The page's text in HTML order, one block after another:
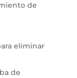
de
eliminar
de